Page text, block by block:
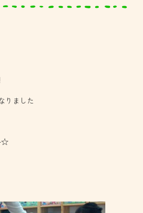
りました
☆